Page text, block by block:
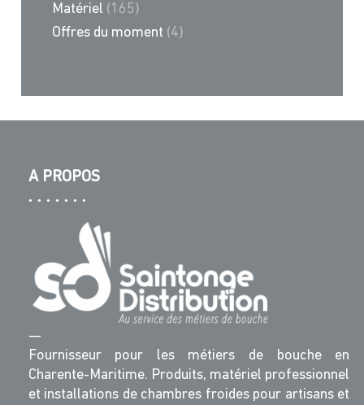
Matériel (165)
Offres du moment (4)
A PROPOS
—
Fournisseur pour les métiers de bouche en
Charente-Maritime. Produits, matériel professionnel
et installations de chambres froides pour artisans et